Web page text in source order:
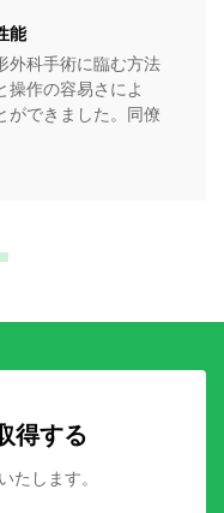
能
外科手術に臨む方法
操作の容易さによ
ができました。同僚
得する
たします。